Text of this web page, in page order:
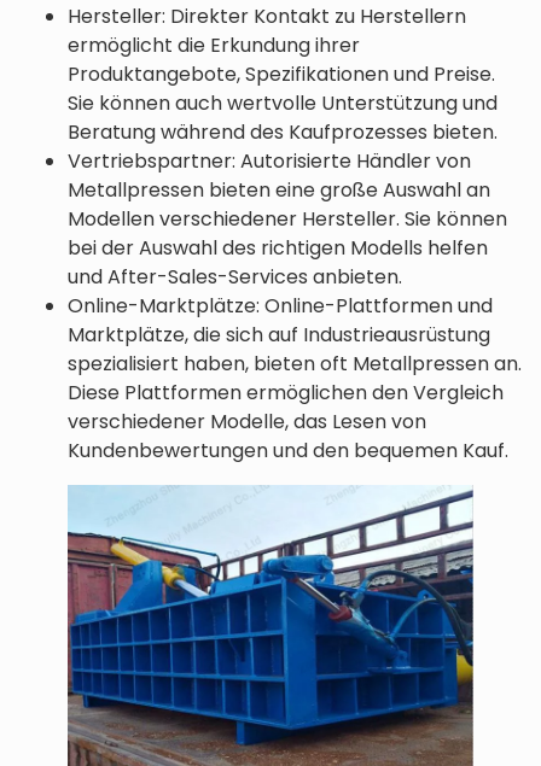
Hersteller: Direkter Kontakt zu Herstellern
ermöglicht die Erkundung ihrer
Produktangebote, Spezifikationen und Preise.
Sie können auch wertvolle Unterstützung und
Beratung während des Kaufprozesses bieten.
Vertriebspartner: Autorisierte Händler von
Metallpressen bieten eine große Auswahl an
Modellen verschiedener Hersteller. Sie können
bei der Auswahl des richtigen Modells helfen
und After-Sales-Services anbieten.
Online-Marktplätze: Online-Plattformen und
Marktplätze, die sich auf Industrieausrüstung
spezialisiert haben, bieten oft Metallpressen an.
Diese Plattformen ermöglichen den Vergleich
verschiedener Modelle, das Lesen von
Kundenbewertungen und den bequemen Kauf.